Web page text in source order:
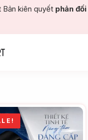
Bản kiên quyết phản đối